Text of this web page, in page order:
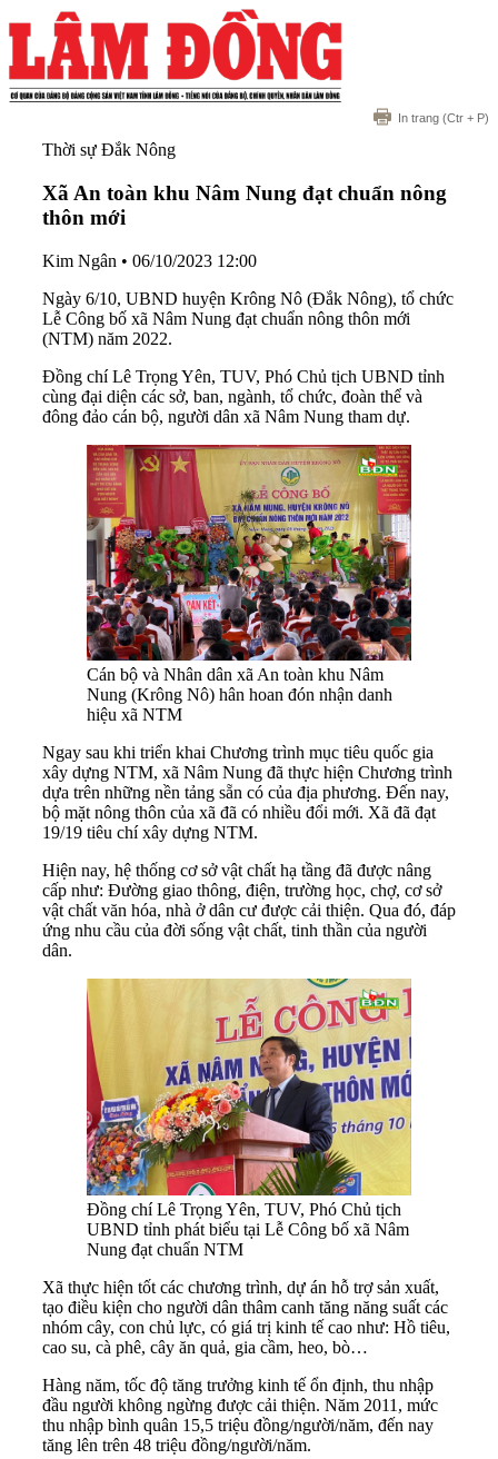
In trang (Ctr + P)
Thời sự Đắk Nông
Xã An toàn khu Nâm Nung đạt chuẩn nông
thôn mới
Kim Ngân • 06/10/2023 12:00
Ngày 6/10, UBND huyện Krông Nô (Đắk Nông), tổ chức
Lễ Công bố xã Nâm Nung đạt chuẩn nông thôn mới
(NTM) năm 2022.
Đồng chí Lê Trọng Yên, TUV, Phó Chủ tịch UBND tỉnh
cùng đại diện các sở, ban, ngành, tổ chức, đoàn thể và
đông đảo cán bộ, người dân xã Nâm Nung tham dự.
Cán bộ và Nhân dân xã An toàn khu Nâm
Nung (Krông Nô) hân hoan đón nhận danh
hiệu xã NTM
Ngay sau khi triển khai Chương trình mục tiêu quốc gia
xây dựng NTM, xã Nâm Nung đã thực hiện Chương trình
dựa trên những nền tảng sẵn có của địa phương. Đến nay,
bộ mặt nông thôn của xã đã có nhiều đổi mới. Xã đã đạt
19/19 tiêu chí xây dựng NTM.
Hiện nay, hệ thống cơ sở vật chất hạ tầng đã được nâng
cấp như: Đường giao thông, điện, trường học, chợ, cơ sở
vật chất văn hóa, nhà ở dân cư được cải thiện. Qua đó, đáp
ứng nhu cầu của đời sống vật chất, tinh thần của người
dân.
Đồng chí Lê Trọng Yên, TUV, Phó Chủ tịch
UBND tỉnh phát biểu tại Lễ Công bố xã Nâm
Nung đạt chuẩn NTM
Xã thực hiện tốt các chương trình, dự án hỗ trợ sản xuất,
tạo điều kiện cho người dân thâm canh tăng năng suất các
nhóm cây, con chủ lực, có giá trị kinh tế cao như: Hồ tiêu,
cao su, cà phê, cây ăn quả, gia cầm, heo, bò…
Hàng năm, tốc độ tăng trưởng kinh tế ổn định, thu nhập
đầu người không ngừng được cải thiện. Năm 2011, mức
thu nhập bình quân 15,5 triệu đồng/người/năm, đến nay
tăng lên trên 48 triệu đồng/người/năm.